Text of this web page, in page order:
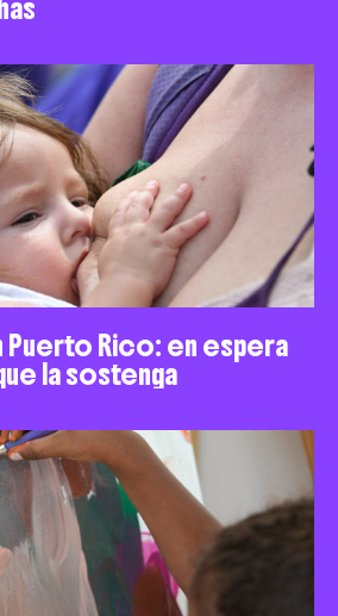
Puerto Rico: en espera
la sostenga